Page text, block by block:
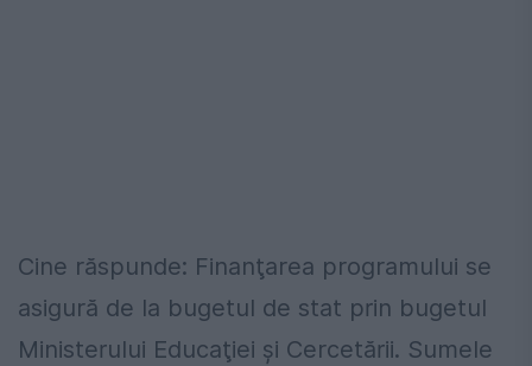
Cine răspunde: Finanţarea programului se
asigură de la bugetul de stat prin bugetul
Ministerului Educaţiei şi Cercetării. Sumele